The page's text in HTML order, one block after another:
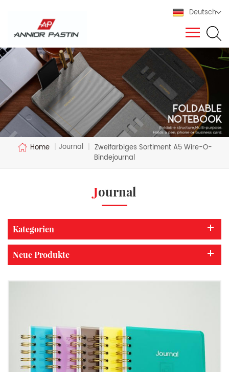
Deutsch
Home | Journal | Zweifarbiges Sortiment A5 Wire-O-
Bindejournal
Journal
Kategorien
Neue Produkte